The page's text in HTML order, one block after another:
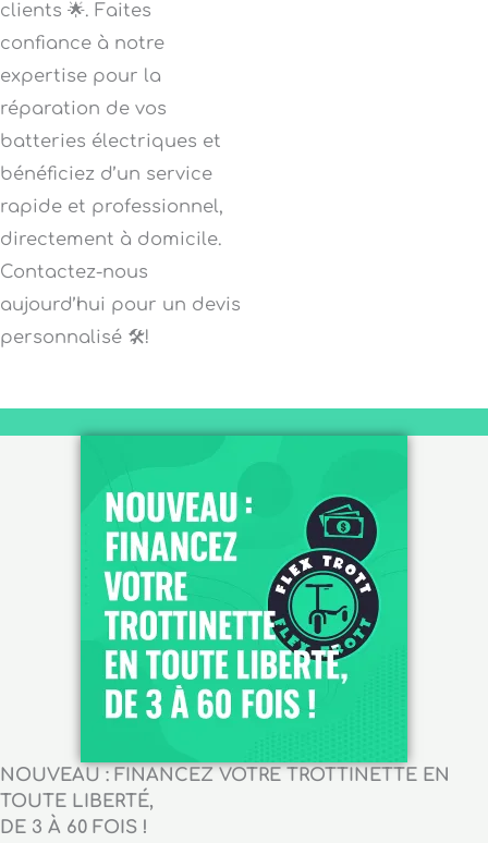
clients 🌟. Faites
confiance à notre
expertise pour la
réparation de vos
batteries électriques et
bénéficiez d’un service
rapide et professionnel,
directement à domicile.
Contactez-nous
aujourd’hui pour un devis
personnalisé 🛠️!
NOUVEAU : FINANCEZ VOTRE TROTTINETTE EN
TOUTE LIBERTÉ,
DE 3 À 60 FOIS !